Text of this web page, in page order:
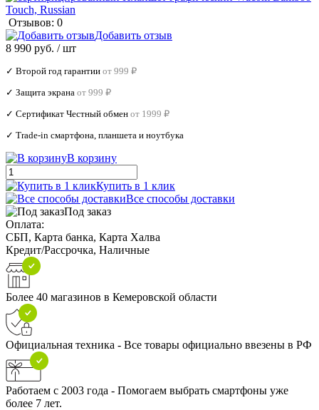
Отзывов: 0
Добавить отзыв
8 990 руб. / шт
✓ Второй год гарантии от 999 ₽
✓ Защита экрана от 999 ₽
✓ Сертификат Честный обмен от 1999 ₽
✓ Trade‑in смартфона, планшета и ноутбука
В корзину
Купить в 1 клик
Все способы доставки
Под заказ
Оплата:
СБП, Карта банка, Карта Халва
Кредит/Рассрочка, Наличные
Более 40 магазинов в Кемеровской области
Официальная техника - Все товары официально ввезены в РФ
Работаем с 2003 года - Помогаем выбрать смартфоны уже
более 7 лет.